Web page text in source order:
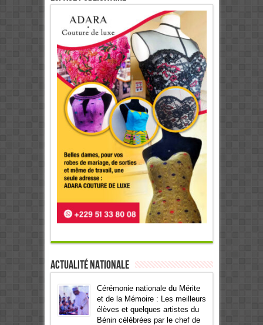
Actualité Nationale
Cérémonie nationale du Mérite
et de la Mémoire : Les meilleurs
élèves et quelques artistes du
Bénin célébrées par le chef de